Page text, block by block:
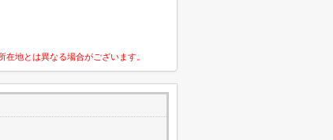
地とは異なる場合がございます。